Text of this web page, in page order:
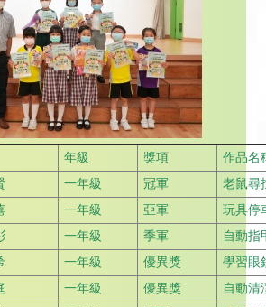
年級 獎項
作品名
一年級 冠軍
老鼠尋
一年級 亞軍
玩具停
一年級 季軍
自動指
一年級 優異獎
學習眼
一年級 優異獎
自動清